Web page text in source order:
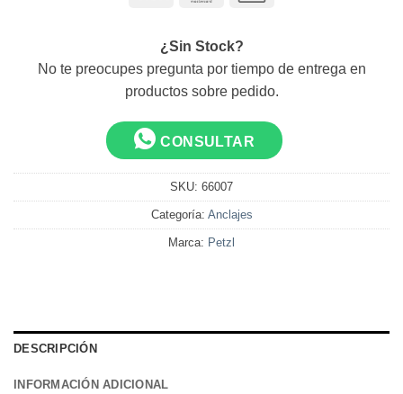
¿Sin Stock?
No te preocupes pregunta por tiempo de entrega en
productos sobre pedido.
CONSULTAR
SKU: 66007
Categoría: Anclajes
Marca: Petzl
DESCRIPCIÓN
INFORMACIÓN ADICIONAL